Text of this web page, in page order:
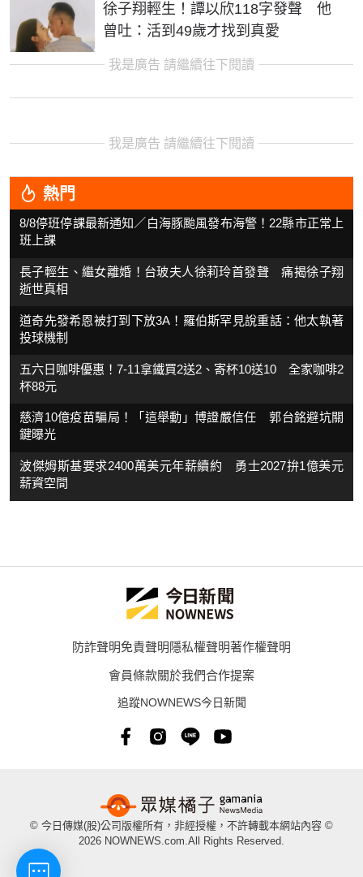
徐子翔輕生！譚以欣118字發聲 他
曾吐：活到49歲才找到真愛
我是廣告 請繼續往下閱讀
我是廣告 請繼續往下閱讀
熱門
8/8停班停課最新通知／白海豚颱風發布海警！22縣市正常上
班上課
長子輕生、繼女離婚！台玻夫人徐莉玲首發聲 痛揭徐子翔
逝世真相
道奇先發希恩被打到下放3A！羅伯斯罕見說重話：他太執著
投球機制
五六日咖啡優惠！7-11拿鐵買2送2、寄杯10送10 全家咖啡2
杯88元
慈濟10億疫苗騙局！「這舉動」博證嚴信任 郭台銘避坑關
鍵曝光
波傑姆斯基要求2400萬美元年薪續約 勇士2027拚1億美元
薪資空間
防詐聲明免責聲明隱私權聲明著作權聲明
會員條款關於我們合作提案
追蹤NOWNEWS今日新聞
© 今日傳媒(股)公司版權所有，非經授權，不許轉載本網站內容 ©
2026 NOWNEWS.com.All Rights Reserved.